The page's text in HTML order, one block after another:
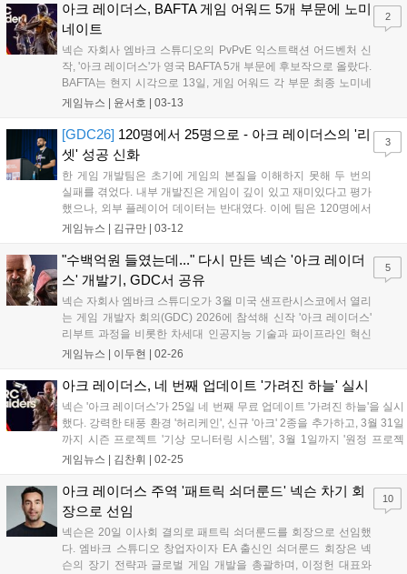
아크 레이더스, BAFTA 게임 어워드 5개 부문에 노미
네이트
넥슨 자회사 엠바크 스튜디오의 PvPvE 익스트랙션 어드벤처 신
작, '아크 레이더스'가 영국 BAFTA 5개 부문에 후보작으로 올랐다.
BAFTA는 현지 시각으로 13일, 게임 어워드 각 부문 최종 노미네
이트작을 발표했다. BAFTA(영국 아카데미 영화 텔레비전 예술)
하는 단체로, 1947년...
게임뉴스 | 윤서호 03-13
2
[GDC26] 120명에서 25명으로 - 아크 레이더스의 '리
셋' 성공 신화
한 게임 개발팀은 초기에 게임의 본질을 이해하지 못해 두 번의
실패를 겪었다. 내부 개발진은 게임이 깊이 있고 재미있다고 평가
했으나, 외부 플레이어 데이터는 반대였다. 이에 팀은 120명에서
25명으로 축소하는 '리셋'을 단행하고, '높은 판돈', '선택과 주도
소통 방식을 전환했다. 자동 재장전 시스템 개선과 PVP 문제 해
결, 야간 습격 모드 조정 등은 이 기둥과 데이터 기반 검증을 통해
성공적으로 이루어졌다. 이 경험을 통해 팀은 '의도가 정렬을 만들
고, 명확함이 통제를 이기며, 데이터가 우리를 정직하게 만든다'는
교훈을 얻었다....
게임뉴스 | 김규만 03-12
3
"수백억원 들였는데..." 다시 만든 넥슨 '아크 레이더
스' 개발기, GDC서 공유
넥슨 자회사 엠바크 스튜디오가 3월 미국 샌프란시스코에서 열리
는 게임 개발자 회의(GDC) 2026에 참석해 신작 '아크 레이더스'
리부트 과정을 비롯한 차세대 인공지능 기술과 파이프라인 혁신
사례를 발표한다. 이번 강연은 기술적 성취를 넘어 게임의 본질적
는 데 목적이 있다. 엠바크 스튜디오 카이...
게임뉴스 | 이두현 02-26
5
아크 레이더스, 네 번째 업데이트 '가려진 하늘' 실시
넥슨 '아크 레이더스'가 25일 네 번째 무료 업데이트 '가려진 하늘'을 실시
했다. 강력한 태풍 환경 '허리케인', 신규 '아크' 2종을 추가하고, 3월 31일
까지 시즌 프로젝트 '기상 모니터링 시스템', 3월 1일까지 '원정 프로젝
트'를 진행한다....
게임뉴스 | 김찬휘 02-25
아크 레이더스 주역 '패트릭 쇠더룬드' 넥슨 차기 회
장으로 선임
넥슨은 20일 이사회 결의로 패트릭 쇠더룬드를 회장으로 선임했
다. 엠바크 스튜디오 창업자이자 EA 출신인 쇠더룬드 회장은 넥
슨의 장기 전략과 글로벌 게임 개발을 총괄하며, 이정헌 대표와
10